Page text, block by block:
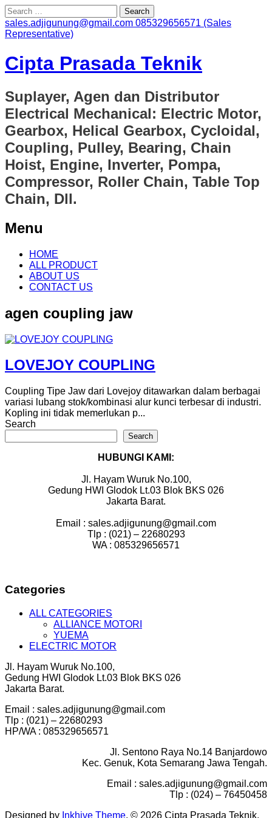
Search
for:
sales.adjigunung@gmail.com 085329656571 (Sales
Representative)
Cipta Prasada Teknik
Suplayer, Agen dan Distributor
Electrical Mechanical: Electric Motor,
Gearbox, Helical Gearbox, Cycloidal,
Coupling, Pulley, Bearing, Chain
Hoist, Engine, Inverter, Pompa,
Compressor, Roller Chain, Table Top
Chain, Dll.
Menu
Skip
content
HOME
ALL PRODUCT
ABOUT US
CONTACT US
agen coupling jaw
LOVEJOY COUPLING
Coupling Tipe Jaw dari Lovejoy ditawarkan dalam berbagai
variasi lubang stok/kombinasi alur kunci terbesar di industri.
Kopling ini tidak memerlukan p...
Search
Search
HUBUNGI KAMI:
Jl. Hayam Wuruk No.100,
Gedung HWI Glodok Lt.03 Blok BKS 026
Jakarta Barat.
Email : sales.adjigunung@gmail.com
Tlp : (021) – 22680293
WA : 085329656571
Categories
ALL CATEGORIES
ALLIANCE MOTORI
YUEMA
ELECTRIC MOTOR
Jl. Hayam Wuruk No.100,
Gedung HWI Glodok Lt.03 Blok BKS 026
Jakarta Barat.
Email : sales.adjigunung@gmail.com
Tlp : (021) – 22680293
HP/WA : 085329656571
Jl. Sentono Raya No.14 Banjardowo
Kec. Genuk, Kota Semarang Jawa Tengah.
Email : sales.adjigunung@gmail.com
Tlp : (024) – 76450458
Designed by Inkhive Theme. © 2026 Cipta Prasada Teknik.